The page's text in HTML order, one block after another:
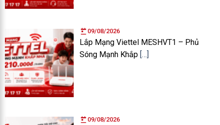
09/08/2026
Lắp Mạng Viettel MESHVT1 – Phủ
Sóng Mạnh Khắp […]
09/08/2026